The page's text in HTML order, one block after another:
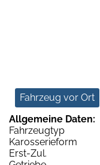
Fahrzeug vor Ort
Allgemeine Daten:
Fahrzeugtyp
Karosserieform
Erst-Zul.